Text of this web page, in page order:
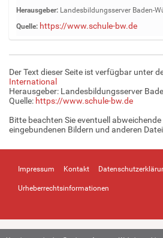
e
g
e
B
l
d
i
v
l
e
ö
Herausgeber: Landesbildungsserver Baden-
Quelle: https://www.schule-bw.de
Der Text dieser Seite ist verfügbar unter
International
Herausgeber: Landesbildungsserver
Quelle: https://www.schule-bw.de
Bitte beachten Sie eventuell
eingebundenen Bildern und anderen
Impressum Kontakt
Urheberrechtsinformationen